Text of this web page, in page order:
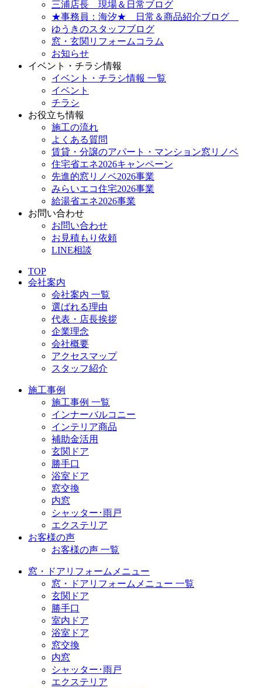
三浦店長 現場＆日常ブログ
★事務員：海汐★ 日常＆商品紹介ブログ
ゆうきのスタッフブログ
窓・玄関リフォームコラム
お知らせ
イベント・チラシ情報
イベント・チラシ情報 一覧
イベント
チラシ
お役立ち情報
施工の流れ
よくある質問
賃貸・分譲のアパート・マンション窓リノベ
住宅省エネ2026キャンペーン
先進的窓リノベ2026事業
みらいエコ住宅2026事業
給湯省エネ2026事業
お問い合わせ
お問い合わせ
お見積もり依頼
LINE相談
TOP
会社案内
会社案内 一覧
選ばれる理由
代表・店長挨拶
企業理念
会社概要
アクセスマップ
スタッフ紹介
施工事例
施工事例 一覧
インナーバルコニー
インテリア商品
補助金活用
玄関ドア
勝手口
浴室ドア
窓交換
内窓
シャッター･雨戸
エクステリア
お客様の声
お客様の声 一覧
窓・ドアリフォームメニュー
窓・ドアリフォームメニュー 一覧
玄関ドア
勝手口
室内ドア
浴室ドア
窓交換
内窓
シャッター･雨戸
エクステリア